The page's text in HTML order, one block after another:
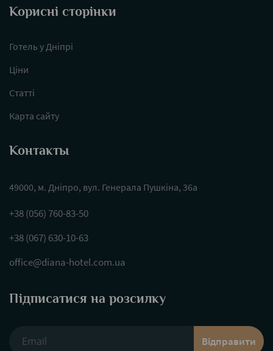
Корисні сторінки
Готель у Дніпрі
Ціни
Статті
Карта сайту
Контакты
49000, м. Дніпро, вул. Генерала Пушкіна, 36а
+38 (056) 760-83-50
+38 (067) 630-10-63
office@diana-hotel.com.ua
Підписатися на розсилку
Відправити